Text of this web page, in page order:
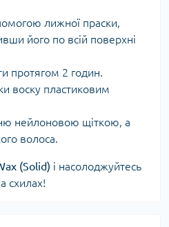
лижної праски,
його по всій поверхні
протягом 2 годин.
воску пластиковим
нейлоновою щіткою, а
волоса.
(Solid) і насолоджуйтесь
схилах!